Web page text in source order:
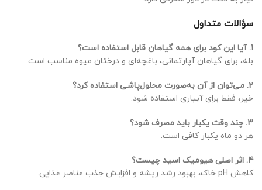
سؤالات متداول
1. آیا این کود برای همه گیاهان قابل استفاده است؟
بله، برای گیاهان آپارتمانی، باغچه‌ای و درختان میوه مناسب است.
2. می‌توان از آن به‌صورت محلول‌پاشی استفاده کرد؟
خیر، فقط برای آبیاری استفاده شود.
3. چند وقت یکبار باید مصرف شود؟
هر دو ماه یکبار کافی است.
4. اثر اصلی هیومیک اسید چیست؟
کاهش pH خاک، بهبود رشد ریشه و افزایش جذب عناصر غذایی.